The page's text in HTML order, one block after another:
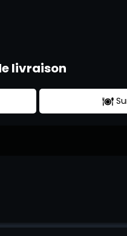
CERISE 33CL